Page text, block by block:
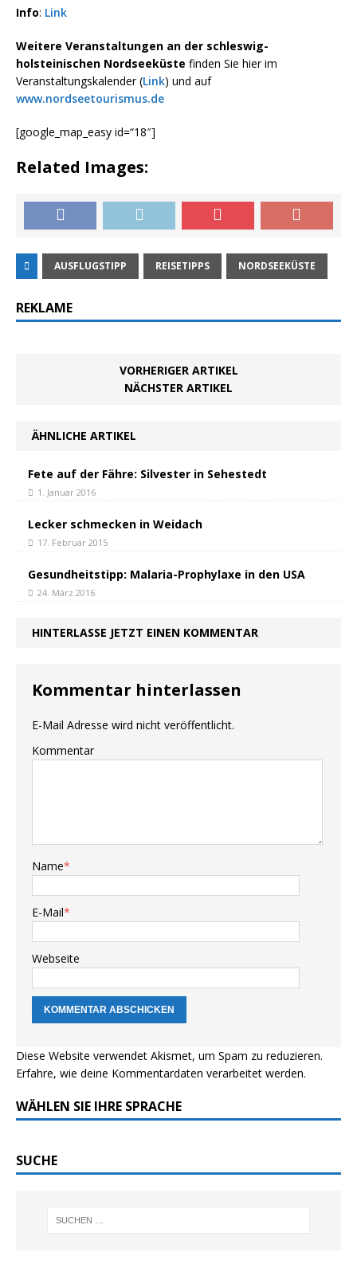
Info: Link
Weitere Veranstaltungen an der schleswig-
holsteinischen Nordseeküste finden Sie hier im
Veranstaltungskalender (Link) und auf
www.nordseetourismus.de
[google_map_easy id=“18″]
Related Images:
AUSFLUGSTIPP REISETIPPS NORDSEEKÜSTE
REKLAME
VORHERIGER ARTIKEL
NÄCHSTER ARTIKEL
ÄHNLICHE ARTIKEL
Fete auf der Fähre: Silvester in Sehestedt
1. Januar 2016
Lecker schmecken in Weidach
17. Februar 2015
Gesundheitstipp: Malaria-Prophylaxe in den USA
24. März 2016
HINTERLASSE JETZT EINEN KOMMENTAR
Kommentar hinterlassen
E-Mail Adresse wird nicht veröffentlicht.
Kommentar
Name*
E-Mail*
Webseite
Diese Website verwendet Akismet, um Spam zu reduzieren.
Erfahre, wie deine Kommentardaten verarbeitet werden.
WÄHLEN SIE IHRE SPRACHE
SUCHE